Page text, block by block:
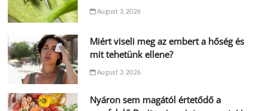
August 3, 2026
Miért viseli meg az embert a hőség és
mit tehetünk ellene?
August 3, 2026
Nyáron sem magától értetődő a